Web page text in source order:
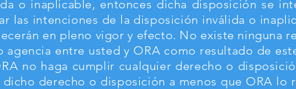
o inaplicable, entonces dicha disposición se
las intenciones de la disposición inválida o
en pleno vigor y efecto. No existe ninguna
entre usted y ORA como resultado de
no haga cumplir cualquier derecho o
derecho o disposición a menos que ORA lo